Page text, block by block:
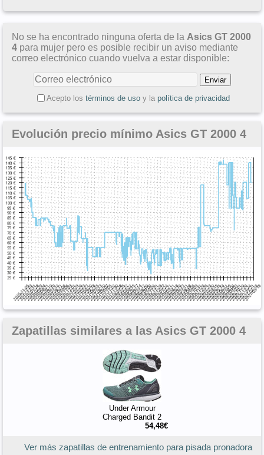
No se ha encontrado ninguna oferta de la Asics GT 2000
4 para mujer pero es posible recibir un aviso mediante
correo electrónico cuando vuelva a estar disponible:
Acepto los términos de usoy la política de privacidad
Evolución precio mínimo Asics GT 2000 4
Zapatillas similares a las Asics GT 2000 4
Under Armour
Charged Bandit 2
54,48€
Ver más zapatillas de entrenamiento para pisada pronadora